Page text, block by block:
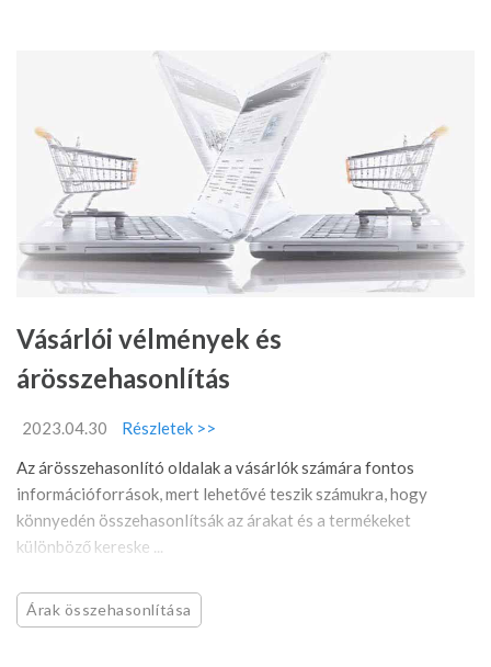
Vásárlói vélmények és
árösszehasonlítás
2023.04.30
Részletek >>
Az árösszehasonlító oldalak a vásárlók számára fontos
információforrások, mert lehetővé teszik számukra, hogy
könnyedén összehasonlítsák az árakat és a termékeket
különböző kereske ...
Árak összehasonlítása